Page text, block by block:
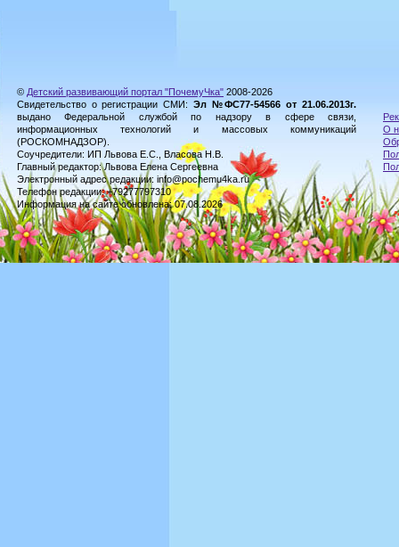
© Детский развивающий портал "ПочемуЧка" 2008-2026
Свидетельство о регистрации СМИ: Эл №ФС77-54566 от 21.06.2013г.
выдано Федеральной службой по надзору в сфере связи,
информационных технологий и массовых коммуникаций
(РОСКОМНАДЗОР).
Соучредители: ИП Львова Е.С., Власова Н.В.
Главный редактор: Львова Елена Сергеевна
Электронный адрес редакции: info@pochemu4ka.ru
Телефон редакции: +79277797310
Информация на сайте обновлена: 07.08.2026
О